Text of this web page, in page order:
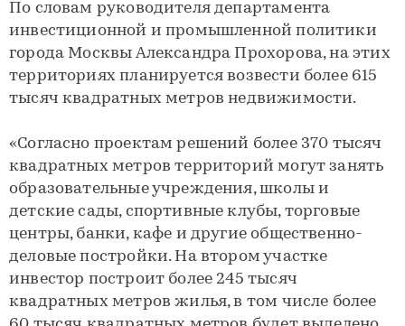
По словам руководителя департамента
инвестиционной и промышленной политики
города Москвы Александра Прохорова, на этих
территориях планируется возвести более 615
тысяч квадратных метров недвижимости.
«Согласно проектам решений более 370 тысяч
квадратных метров территорий могут занять
образовательные учреждения, школы и
детские сады, спортивные клубы, торговые
центры, банки, кафе и другие общественно-
деловые постройки. На втором участке
инвестор построит более 245 тысяч
квадратных метров жилья, в том числе более